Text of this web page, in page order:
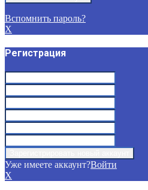
Вспомнить пароль?
X
Регистрация
Уже имеете аккаунт?Войти
X